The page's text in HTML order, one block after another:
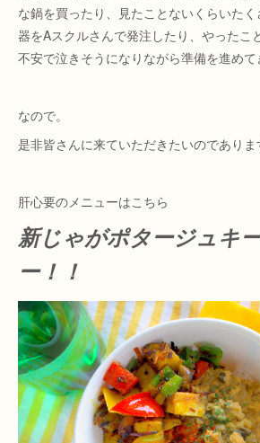
な鍋を買ったり、見たことないくらいた
器をAスクルさんで発注したり、やったこ
不安で泣きそうになりながら準備を進めて
なので。
是非皆さんに来ていただきたいのでありま
肝心要のメニューはこちら
新じゃがポタージュキ
ー！！